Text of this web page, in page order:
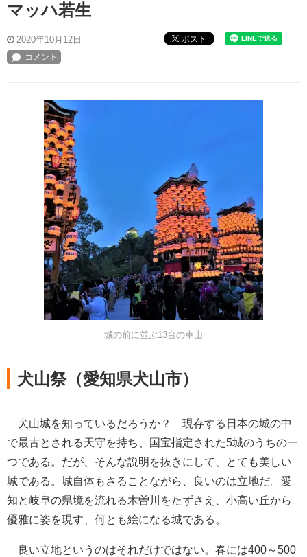
マッハ若生
2020年10月12日 ポスト
城の前に並ぶ13台の車山
犬山祭（愛知県犬山市）
犬山城を知っているだろうか？ 現存する日本の城の中
で最古とされる天守を持ち、国宝指定された5城のうちの一
つである。だが、そんな説明を抜きにして、とても美しい
城である。城自体もさることながら、良いのは立地だ。愛
知と岐阜の県境を流れる木曽川をたずさえ、小高い丘から
優雅に姿を現す、何とも絵になる城である。
良い立地というのはそれだけではない。春には400～500